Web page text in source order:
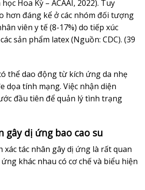
Hoa Kỳ – ACAAI, 2022). Tuy
hơn đáng kể ở các nhóm đối tượng
viên y tế (8-17%) do tiếp xúc
sản phẩm latex (Nguồn: CDC). (39
thể dao động từ kích ứng da nhẹ
dọa tính mạng. Việc nhận diện
đầu tiên để quản lý tình trạng
gây dị ứng bao cao su
xác tác nhân gây dị ứng là rất quan
khác nhau có cơ chế và biểu hiện